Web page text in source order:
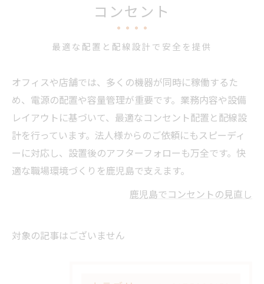
コンセント
最適な配置と配線設計で安全を提供
オフィスや店舗では、多くの機器が同時に稼働するた
め、電源の配置や容量管理が重要です。業務内容や設備
レイアウトに基づいて、最適なコンセント配置と配線設
計を行っています。法人様からのご依頼にもスピーディ
ーに対応し、設置後のアフターフォローも万全です。快
適な職場環境づくりを鹿児島で支えます。
鹿児島でコンセントの見直し
対象の記事はございません